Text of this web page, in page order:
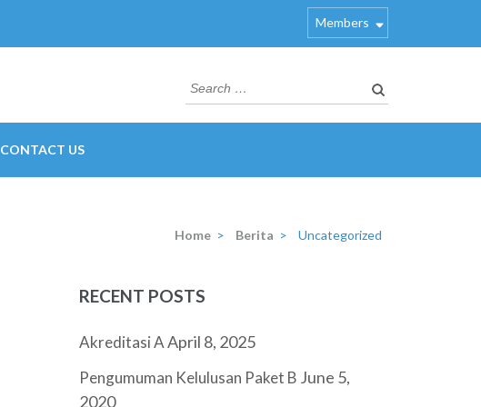
Members
Search
for:
CONTACT US
Home > Berita > Uncategorized
RECENT POSTS
Akreditasi AApril 8, 2025
Pengumuman Kelulusan Paket B June 5,
2020